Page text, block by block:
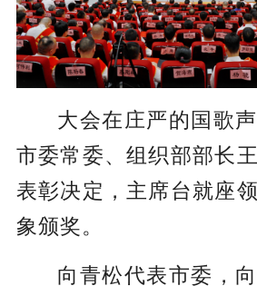
大会在庄严的国歌
市委常委、组织部部长
表彰决定 ， 主席台就座
象颁奖。
向青松代表市委 ，